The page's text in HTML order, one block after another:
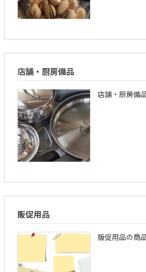
店舗・厨房備品
店舗・厨房備
販促用品
販促用品の商